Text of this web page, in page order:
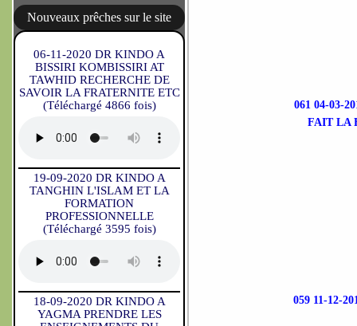
Nouveaux prêches sur le site
06-11-2020 DR KINDO A
BISSIRI KOMBISSIRI AT
TAWHID RECHERCHE DE
SAVOIR LA FRATERNITE ETC
(Téléchargé 4866 fois)
19-09-2020 DR KINDO A
TANGHIN L'ISLAM ET LA
FORMATION
PROFESSIONNELLE
(Téléchargé 3595 fois)
18-09-2020 DR KINDO A
YAGMA PRENDRE LES
061 04-03-
FAIT LA
059 11-12-